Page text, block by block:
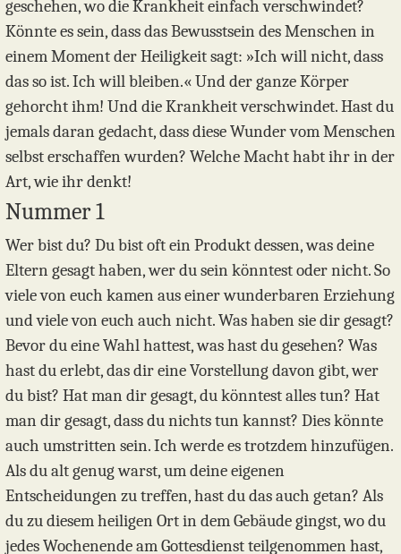
geschehen, wo die Krankheit einfach verschwindet?
Könnte es sein, dass das Bewusstsein des Menschen in
einem Moment der Heiligkeit sagt: »Ich will nicht, dass
das so ist. Ich will bleiben.« Und der ganze Körper
gehorcht ihm! Und die Krankheit verschwindet. Hast du
jemals daran gedacht, dass diese Wunder vom Menschen
selbst erschaffen wurden? Welche Macht habt ihr in der
Art, wie ihr denkt!
Nummer 1
Wer bist du? Du bist oft ein Produkt dessen, was deine
Eltern gesagt haben, wer du sein könntest oder nicht. So
viele von euch kamen aus einer wunderbaren Erziehung
und viele von euch auch nicht. Was haben sie dir gesagt?
Bevor du eine Wahl hattest, was hast du gesehen? Was
hast du erlebt, das dir eine Vorstellung davon gibt, wer
du bist? Hat man dir gesagt, du könntest alles tun? Hat
man dir gesagt, dass du nichts tun kannst? Dies könnte
auch umstritten sein. Ich werde es trotzdem hinzufügen.
Als du alt genug warst, um deine eigenen
Entscheidungen zu treffen, hast du das auch getan? Als
du zu diesem heiligen Ort in dem Gebäude gingst, wo du
jedes Wochenende am Gottesdienst teilgenommen hast,